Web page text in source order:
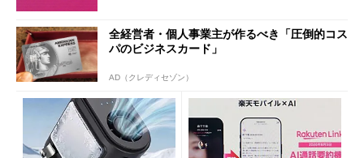
全経営者・個人事業主が作るべき「圧倒的コス
パのビジネスカード」
AD（クレディセゾン）